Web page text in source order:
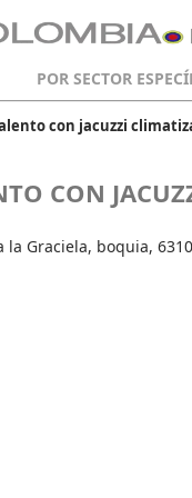
POR SECTOR
con jacuzzi
CON
la Graciela, boquia,